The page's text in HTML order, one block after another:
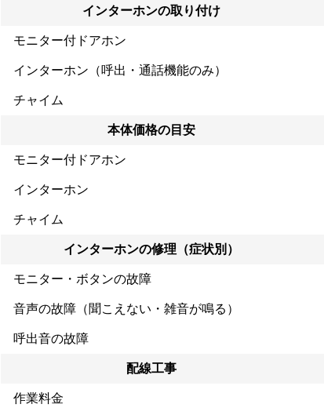
インターホンの取り付け
モニター付ドアホン
インターホン（呼出・通話機能のみ）
チャイム
本体価格の目安
モニター付ドアホン
インターホン
チャイム
インターホンの修理（症状別）
モニター・ボタンの故障
音声の故障（聞こえない・雑音が鳴る）
呼出音の故障
配線工事
作業料金